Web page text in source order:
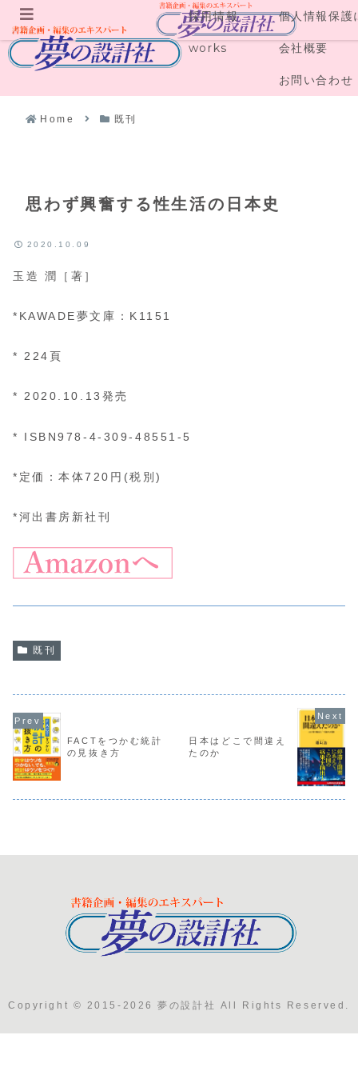
採用情報 個人情報保護
works 会社概要
お問い合わせ
Home 既刊
思わず興奮する性生活の日本史
2020.10.09
玉造 潤［著］
*KAWADE夢文庫：K1151
* 224頁
* 2020.10.13発売
* ISBN978-4-309-48551-5
*定価：本体720円(税別)
*河出書房新社刊
既刊
FACTをつかむ統計
の見抜き方
日本はどこで間違え
たのか
Copyright © 2015-2026 夢の設計社 All Rights Reserved.
メニュー